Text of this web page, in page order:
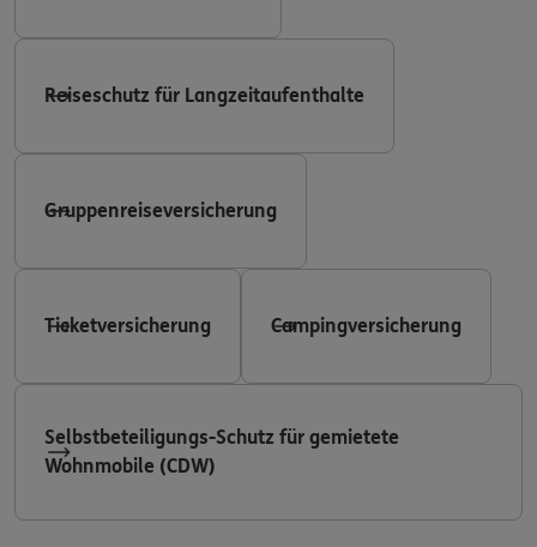
Reiseschutz für Langzeitaufenthalte
Gruppenreiseversicherung
Ticketversicherung Campingversicherung
Selbstbeteiligungs-Schutz für gemietete
Wohnmobile (CDW)